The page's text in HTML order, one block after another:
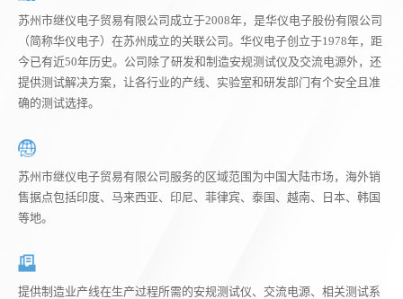
苏州市继仪电子贸易有限公司成立于2008年，是华仪电子股份有限公司
（简称华仪电子）在苏州成立的关联公司。华仪电子创立于1978年，距
今已有近50年历史。公司除了研发和制造安规测试仪及交流电源外，还
提供测试解决方案，让各行业的产线、实验室和研发部门有个安全且准
确的测试选择。
苏州市继仪电子贸易有限公司服务的区域范围为中国大陆市场，海外销
售据点包括印度、马来西亚、印尼、菲律宾、泰国、越南、日本、韩国
等地。
提供制造业产线在生产过程所需的安规测试仪、交流电源、相关测试系